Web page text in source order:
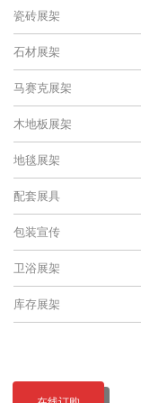
瓷砖展架
石材展架
马赛克展架
木地板展架
地毯展架
配套展具
包装宣传
卫浴展架
库存展架